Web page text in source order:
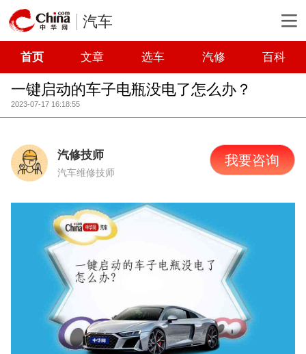
汽车
首页 文章 选车 汽修 百科
一键启动的车子电瓶没电了怎么办？
2023-07-17 16:18:55
汽修技师
汽车维修技师
我要咨询